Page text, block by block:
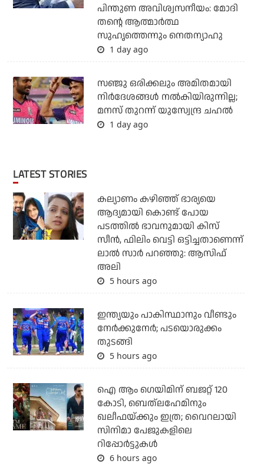
പിന്തുണ അവിശ്വസനീയം: മോദി
തന്റെ ആത്മാര്‍ത്ഥ
സുഹൃത്തെന്നും നെതന്യാഹു
1 day ago
സഞ്ജു ഒരിക്കലും അമിതമായി
നിര്‍ദേശങ്ങള്‍ നല്‍കിയിരുന്നില്ല;
മനസ് തുറന്ന് യുസ്വേന്ദ്ര ചഹല്‍
1 day ago
LATEST STORIES
കല്യാണം കഴിഞ്ഞ് ഭാര്യയെ
ആദ്യമായി കൊണ്ട് പോയ
പടത്തില്‍ ഭാവനുമായി കിസ്
സീന്‍, ഫിലിം വെട്ടി ഒട്ടിച്ചതാണെന്ന്
ലാല്‍ സാര്‍ പറഞ്ഞു: ആസിഫ്
അലി
5 hours ago
ഇന്ത്യയും പാകിസ്ഥാനും വീണ്ടും
നേര്‍ക്കുനേര്‍; പടയൊരുക്കം
തുടങ്ങി
5 hours ago
ഐ ആം ഗെയിമിന് ബജറ്റ് 120
കോടി, ബെത്‌ലഹേമിനും
ഖലീഫയ്ക്കും ഇത്ര; വൈറലായി
സിനിമാ പേജുകളിലെ
റിപ്പോര്‍ട്ടുകള്‍
6 hours ago